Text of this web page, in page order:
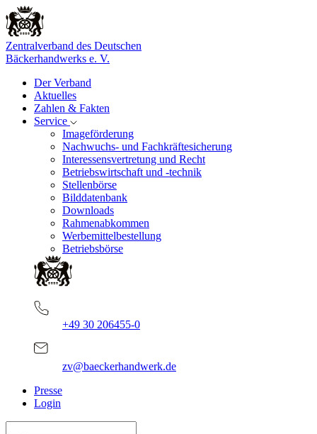
Zentralverband des Deutschen
Bäckerhandwerks e. V.
Der Verband
Aktuelles
Zahlen & Fakten
Service
Imageförderung
Nachwuchs- und Fachkräftesicherung
Interessensvertretung und Recht
Betriebswirtschaft und -technik
Stellenbörse
Bilddatenbank
Downloads
Rahmenabkommen
Werbemittelbestellung
Betriebsbörse
+49 30 206455-0
zv@baeckerhandwerk.de
Presse
Login